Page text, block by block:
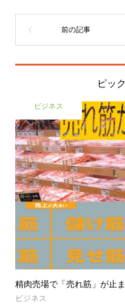
ピッ
ビジネス
精肉売場で「売れ筋」が止
ビジネス